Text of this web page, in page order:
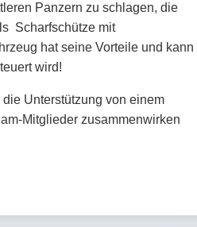
Panzern zu schlagen, die
Scharfschütze mit
hat seine Vorteile und kann
wird!
Unterstützung von einem
Mitglieder zusammenwirken